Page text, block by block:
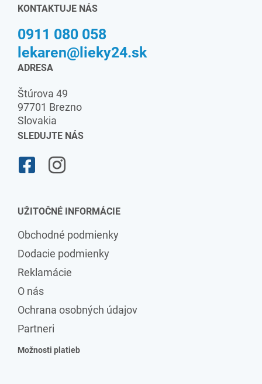
KONTAKTUJE NÁS
0911 080 058
lekaren@lieky24.sk
ADRESA
Štúrova 49
97701 Brezno
Slovakia
SLEDUJTE NÁS
UŽITOČNÉ INFORMÁCIE
Obchodné podmienky
Dodacie podmienky
Reklamácie
O nás
Ochrana osobných údajov
Partneri
Možnosti platieb